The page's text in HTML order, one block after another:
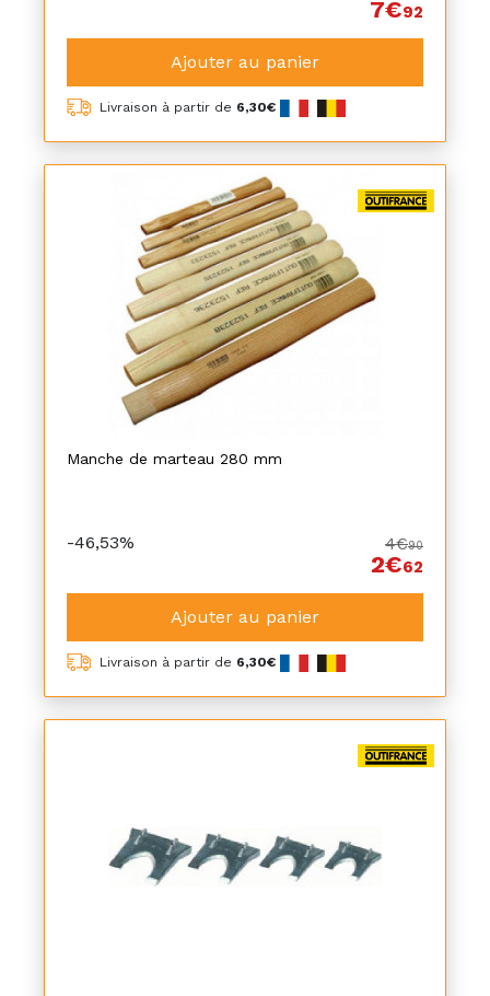
7€92
Ajouter au panier
Livraison à partir de 6,30€
Manche de marteau 280 mm
-46,53% 4€90
2€62
Ajouter au panier
Livraison à partir de 6,30€